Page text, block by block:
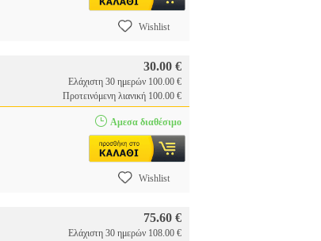
Wishlist
30.00 €
Ελάχιστη 30 ημερών 100.00 €
Προτεινόμενη λιανική 100.00 €
Αμεσα διαθέσιμο
Wishlist
75.60 €
Ελάχιστη 30 ημερών 108.00 €